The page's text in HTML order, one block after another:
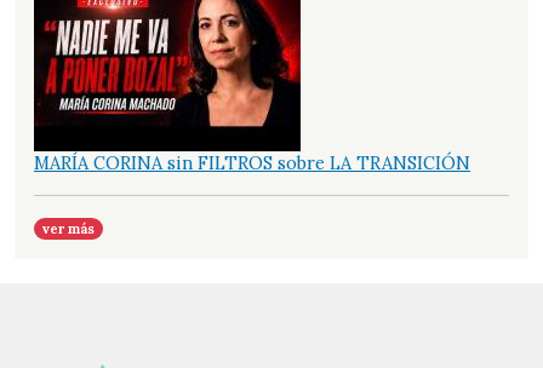
MARÍA CORINA sin FILTROS sobre LA TRANSICIÓN
ver más